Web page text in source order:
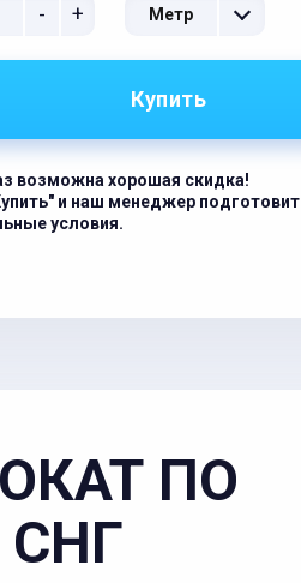
- + Метр
Купить
возможна хорошая скидка!
и наш менеджер подготовит
условия.
ПО